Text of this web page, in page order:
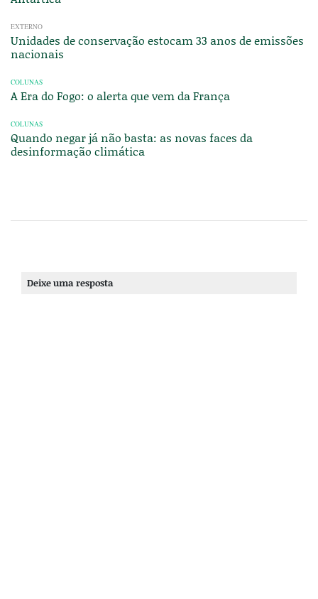
EXTERNO
Unidades de conservação estocam 33 anos de emissões
nacionais
COLUNAS
A Era do Fogo: o alerta que vem da França
COLUNAS
Quando negar já não basta: as novas faces da
desinformação climática
Deixe uma resposta